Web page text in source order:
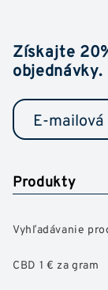
Získajte
objednávky.
Produkty
Vyhľadávanie
CBD 1 € za gram